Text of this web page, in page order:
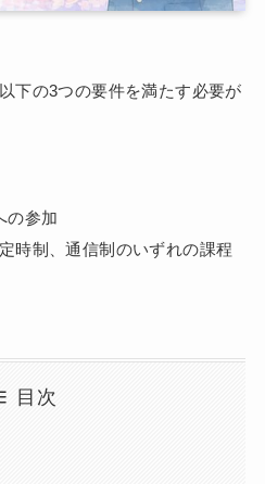
下の3つの要件を満たす必要が
の参加
時制、通信制のいずれの課程
目次